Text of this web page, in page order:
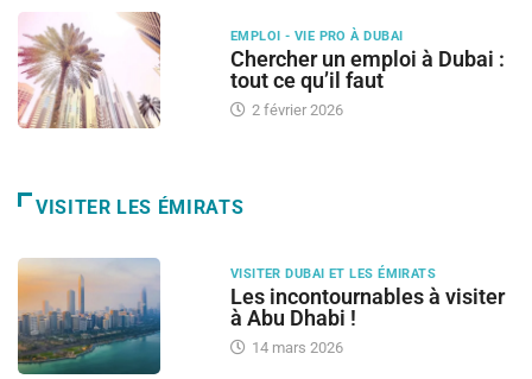
EMPLOI - VIE PRO À DUBAI
Chercher un emploi à Dubai :
tout ce qu’il faut
2 février 2026
VISITER LES ÉMIRATS
VISITER DUBAI ET LES ÉMIRATS
Les incontournables à visiter
à Abu Dhabi !
14 mars 2026